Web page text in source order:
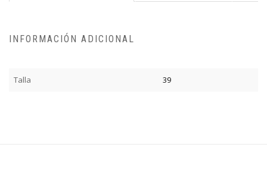
INFORMACIÓN ADICIONAL
Talla 39